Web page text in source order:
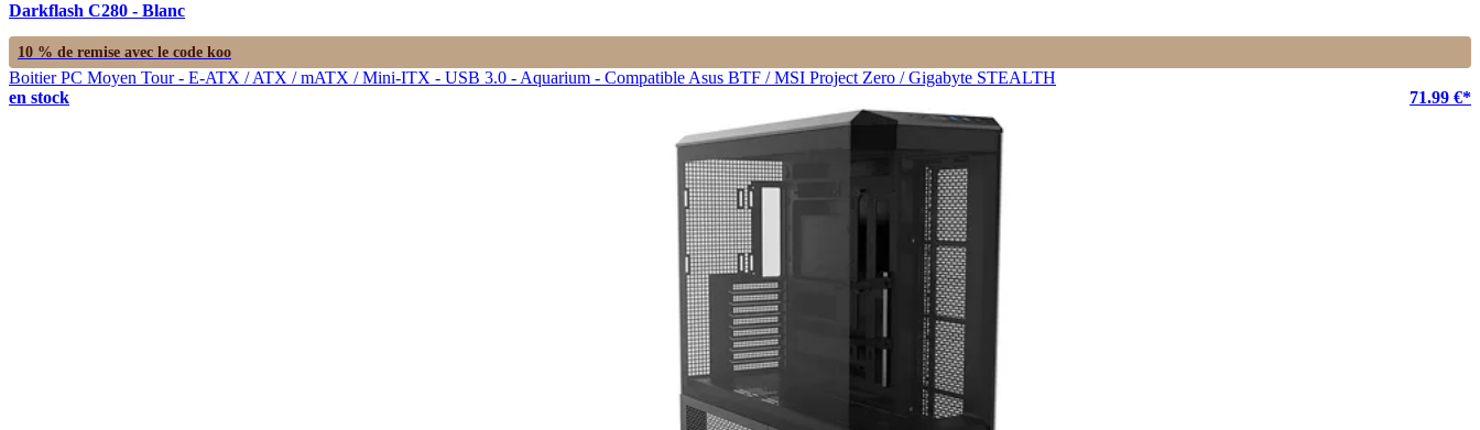
Darkflash C280 - Blanc
10 % de remise avec le code koo
Boitier PC Moyen Tour - E-ATX / ATX / mATX / Mini-ITX - USB 3.0 - Aquarium - Compatible Asus BTF / MSI Project Zero / Gigabyte STEALTH
en stock
71.99 €*